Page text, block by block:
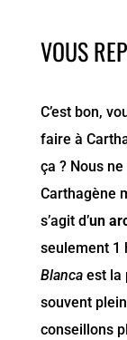
VOUS
C’est bon,
faire à
ça ? Nous
Carthagène
s’agit d’un
seulement 1
Blancaest la
souvent
conseillons